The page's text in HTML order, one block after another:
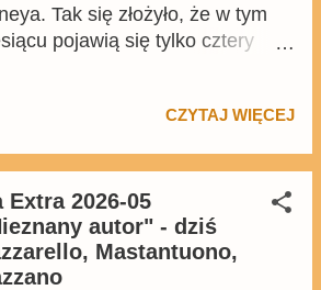
Tak się złożyło, że w tym
pojawią się tylko cztery
nie będzie komiks z kaczo-
CZYTAJ WIĘCEJ
2026-05
autor" - dziś
Mastantuono,